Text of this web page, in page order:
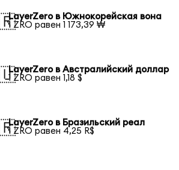
LayerZero в Южнокорейская вона
1 ZRO равен 1 173,39 ₩
LayerZero в Австралийский доллар
1 ZRO равен 1,18 $
LayerZero в Бразильский реал
1 ZRO равен 4,25 R$